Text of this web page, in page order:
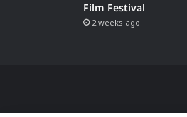
Film Festival
2 weeks ago